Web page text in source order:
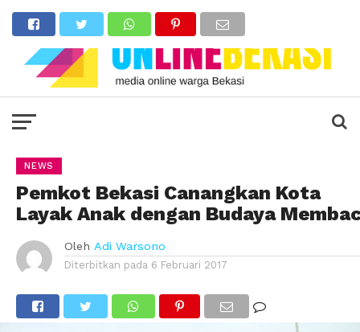
NEWS
Pemkot Bekasi Canangkan Kota
Layak Anak dengan Budaya
Oleh Adi Warsono
Diterbitkan pada 6 Februari 2017